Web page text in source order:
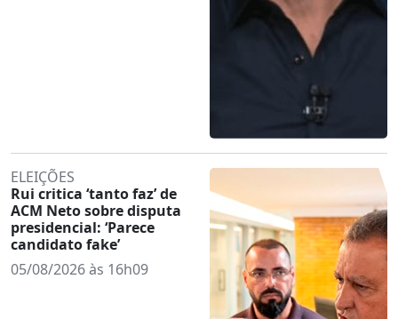
ELEIÇÕES
Rui critica ‘tanto faz’ de
ACM Neto sobre disputa
presidencial: ‘Parece
candidato fake’
05/08/2026 às 16h09